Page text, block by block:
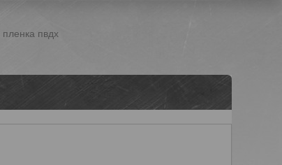
пвдх